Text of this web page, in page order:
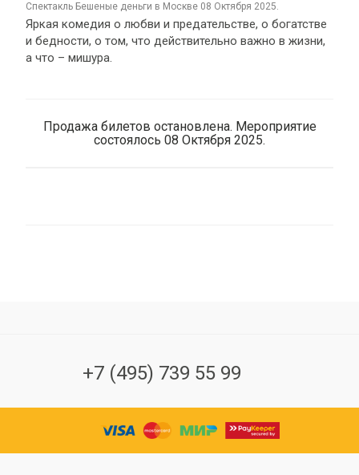
спектакль Бешеные деньги в Москве 08 Октября 2025.
Яркая комедия о любви и предательстве, о богатстве
и бедности, о том, что действительно важно в жизни,
а что – мишура.
Продажа билетов остановлена. Мероприятие
состоялось 08 Октября 2025.
+7 (495) 739 55 99